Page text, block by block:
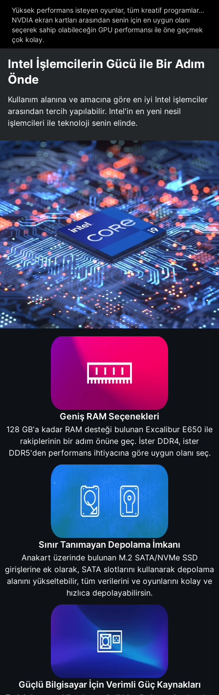
Yüksek performans isteyen oyunlar, tüm kreatif programlar...
NVDIA ekran kartları arasından senin için en uygun olanı
seçerek sahip olabileceğin GPU performansı ile öne geçmek
çok kolay.
Intel İşlemcilerin Gücü ile Bir Adım
Önde
Kullanım alanına ve amacına göre en iyi Intel işlemciler
arasından tercih yapılabilir. Intel'in en yeni nesil
işlemcileri ile teknoloji senin elinde.
Geniş RAM Seçenekleri
128 GB'a kadar RAM desteği bulunan Excalibur E650 ile
rakiplerinin bir adım önüne geç. İster DDR4, ister
DDR5'den performans ihtiyacına göre uygun olanı seç.
Sınır Tanımayan Depolama İmkanı
Anakart üzerinde bulunan M.2 SATA/NVMe SSD
girişlerine ek olarak, SATA slotlarını kullanarak depolama
alanını yükseltebilir, tüm verilerini ve oyunlarını kolay ve
hızlıca depolayabilirsin.
Güçlü Bilgisayar İçin Verimli Güç Kaynakları